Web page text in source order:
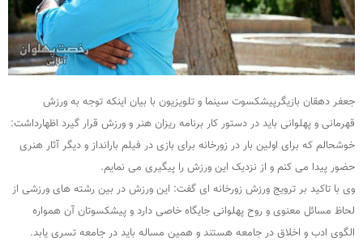
جعفر دهقان بازیگرپیشکسوت سینما و تلویزیون با بیان اینکه توجه به ورزش
قهرمانی و پهلوانی باید در دستور کار برنامه ریزان هنر و ورزش قرار گیرد اظهارداشت:
خوشحالم که برای اولین بار در زورخانه برای بازی در فیلم بارانداز و دیگر آثار هنری
حضور پیدا می کنم و از نزدیک این ورزش را پیگیری می نمایم.
وی با تاکید بر ترویج ورزش زورخانه ای گفت: این ورزش در بین رشته های ورزشی از
لحاظ مسائل معنوی و روح پهلوانی جایگاه خاصی دارد و پیشکسوتان آن همواره
الگوی ادب و اخلاق در جامعه هستند و همین مساله باید در جامعه تسری یابد.